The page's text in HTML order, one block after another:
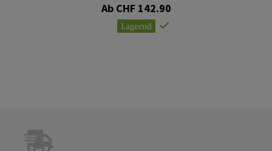
Ab CHF 142.90
Lagernd